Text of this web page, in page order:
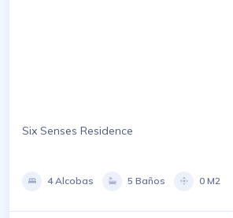
Six Senses Residence
4 Alcobas 5 Baños 0 M2